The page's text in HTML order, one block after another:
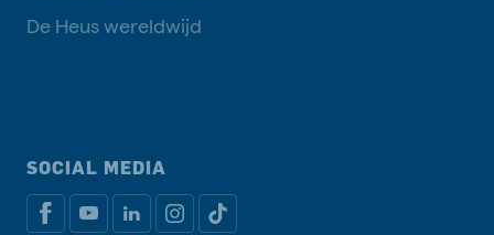
De Heus wereldwijd
SOCIAL MEDIA